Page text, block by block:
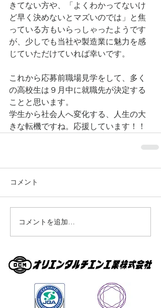
きてない方や、「よくわかってないけ
ど早く決めないとマズいのでは」と焦
っている方もいらっしゃったようです
が、少しでも当社や製造業に魅力を感
じていただけていれば幸いです。
これから応募前職場見学をして、多く
の高校生は９月中に就職先が決定する
ことと思います。
学生から社会人へ変化する、人生の大
きな転機ですね。応援しています！！
コメント
コメントを追加…